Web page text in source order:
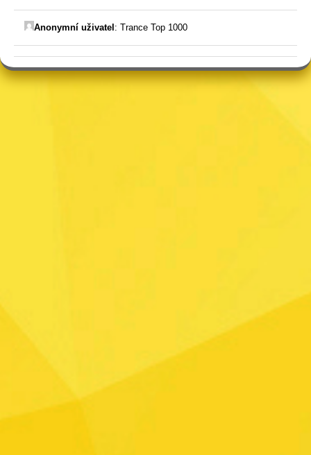
Anonymní uživatel : Trance Top 1000